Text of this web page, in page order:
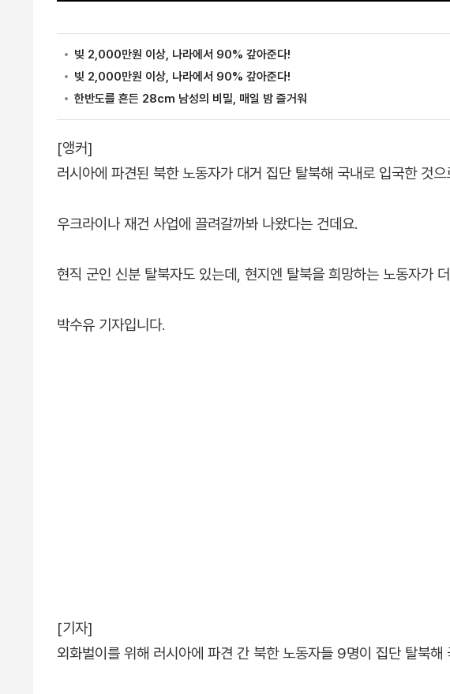
[앵커]
러시아에 파견된 북한 노동자가 대거 집단 탈북해 국내로 입국한 것
우크라이나 재건 사업에 끌려갈까봐 나왔다는 건데요.
현직 군인 신분 탈북자도 있는데, 현지엔 탈북을 희망하는 노동자가
박수유 기자입니다.
[기자]
외화벌이를 위해 러시아에 파견 간 북한 노동자들 9명이 집단 탈북